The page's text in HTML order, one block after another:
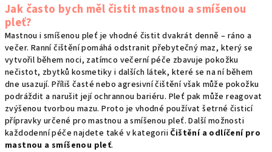
Jak často bych měl čistit mastnou a smíšenou
pleť?
Mastnou i smíšenou pleť je vhodné čistit dvakrát denně – ráno a
večer. Ranní čištění pomáhá odstranit přebytečný maz, který se
vytvořil během noci, zatímco večerní péče zbavuje pokožku
nečistot, zbytků kosmetiky i dalších látek, které se na ní během
dne usazují. Příliš časté nebo agresivní čištění však může pokožku
podráždit a narušit její ochrannou bariéru. Pleť pak může reagovat
zvýšenou tvorbou mazu. Proto je vhodné používat šetrné čisticí
přípravky určené pro mastnou a smíšenou pleť. Další možnosti
každodenní péče najdete také v kategorii Čištění a odlíčení pro
mastnou a smíšenou pleť.